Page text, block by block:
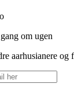
om ugen
aarhusianere